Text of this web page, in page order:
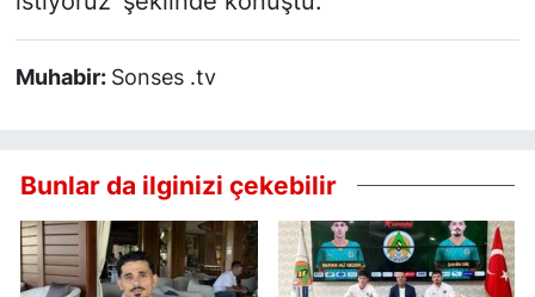
Muhabir: Sonses .tv
Bunlar da ilginizi çekebilir